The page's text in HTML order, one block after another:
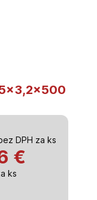
DPH za ks
€
ks